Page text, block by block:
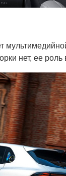
нет, ее